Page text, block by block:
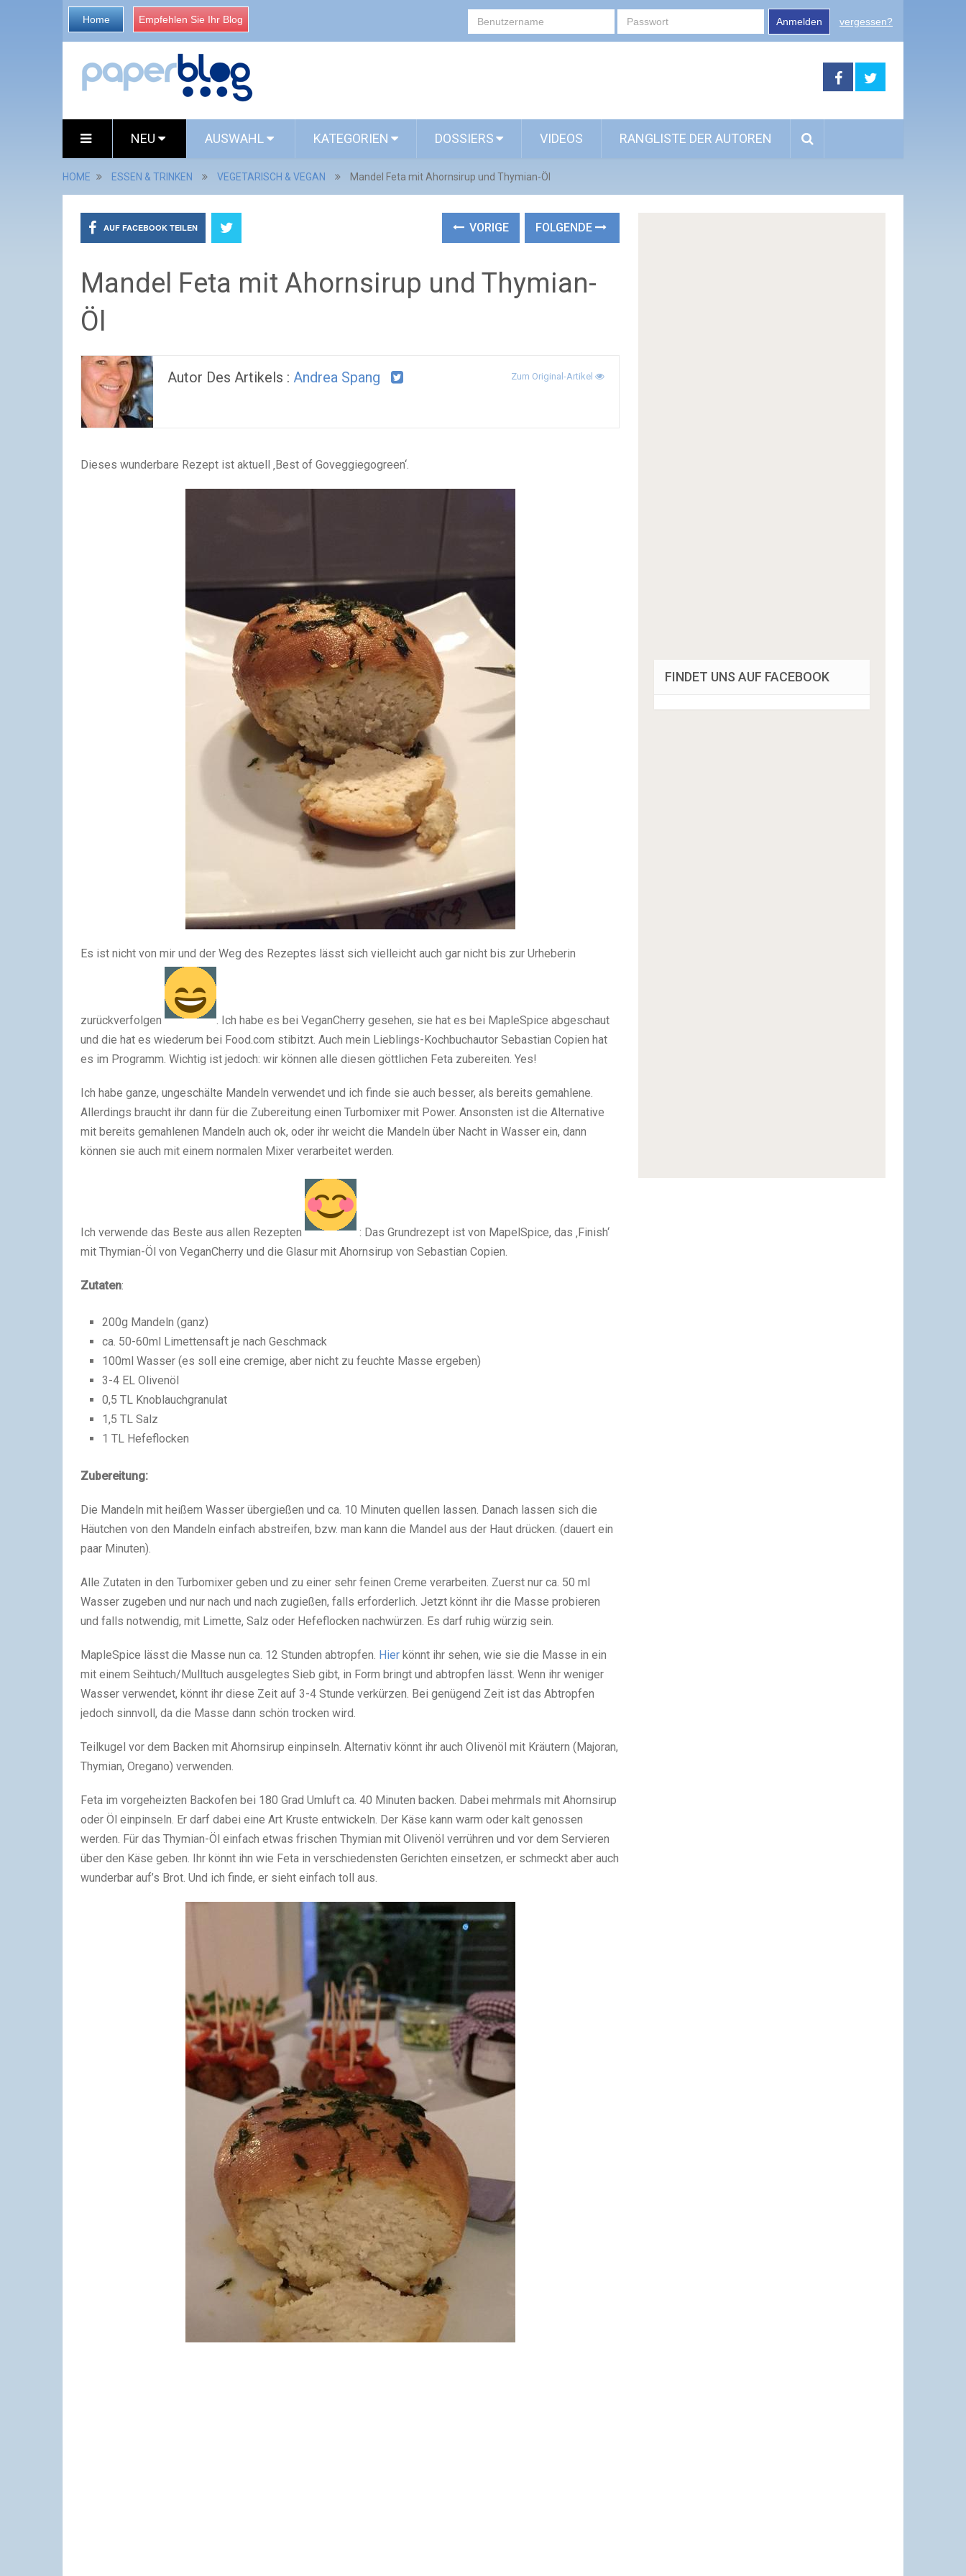
Home Empfehlen Sie Ihr Blog Anmelden vergessen?
NEU AUSWAHL KATEGORIEN DOSSIERS VIDEOS RANGLISTE DER AUTOREN
HOME ESSEN & TRINKEN VEGETARISCH & VEGAN Mandel Feta mit Ahornsirup und Thymian-Öl
AUF FACEBOOK TEILEN VORIGE FOLGENDE
Mandel Feta mit Ahornsirup und Thymian-
Öl
Autor Des Artikels : Andrea Spang Zum Original-Artikel
Dieses wunderbare Rezept ist aktuell ‚Best of Goveggiegogreen‘.
Es ist nicht von mir und der Weg des Rezeptes lässt sich vielleicht auch gar nicht bis zur Urheberin
zurückverfolgen
. Ich habe es bei VeganCherry gesehen, sie hat es bei MapleSpice abgeschaut
und die hat es wiederum bei Food.com stibitzt. Auch mein Lieblings-Kochbuchautor Sebastian Copien hat
es im Programm. Wichtig ist jedoch: wir können alle diesen göttlichen Feta zubereiten. Yes!
Ich habe ganze, ungeschälte Mandeln verwendet und ich finde sie auch besser, als bereits gemahlene.
Allerdings braucht ihr dann für die Zubereitung einen Turbomixer mit Power. Ansonsten ist die Alternative
mit bereits gemahlenen Mandeln auch ok, oder ihr weicht die Mandeln über Nacht in Wasser ein, dann
können sie auch mit einem normalen Mixer verarbeitet werden.
Ich verwende das Beste aus allen Rezepten
: Das Grundrezept ist von MapelSpice, das ‚Finish‘
mit Thymian-Öl von VeganCherry und die Glasur mit Ahornsirup von Sebastian Copien.
Zutaten:
200g Mandeln (ganz)
ca. 50-60ml Limettensaft je nach Geschmack
100ml Wasser (es soll eine cremige, aber nicht zu feuchte Masse ergeben)
3-4 EL Olivenöl
0,5 TL Knoblauchgranulat
1,5 TL Salz
1 TL Hefeflocken
Zubereitung:
Die Mandeln mit heißem Wasser übergießen und ca. 10 Minuten quellen lassen. Danach lassen sich die
Häutchen von den Mandeln einfach abstreifen, bzw. man kann die Mandel aus der Haut drücken. (dauert ein
paar Minuten).
Alle Zutaten in den Turbomixer geben und zu einer sehr feinen Creme verarbeiten. Zuerst nur ca. 50 ml
Wasser zugeben und nur nach und nach zugießen, falls erforderlich. Jetzt könnt ihr die Masse probieren
und falls notwendig, mit Limette, Salz oder Hefeflocken nachwürzen. Es darf ruhig würzig sein.
MapleSpice lässt die Masse nun ca. 12 Stunden abtropfen. Hier könnt ihr sehen, wie sie die Masse in ein
mit einem Seihtuch/Mulltuch ausgelegtes Sieb gibt, in Form bringt und abtropfen lässt. Wenn ihr weniger
Wasser verwendet, könnt ihr diese Zeit auf 3-4 Stunde verkürzen. Bei genügend Zeit ist das Abtropfen
jedoch sinnvoll, da die Masse dann schön trocken wird.
Teilkugel vor dem Backen mit Ahornsirup einpinseln. Alternativ könnt ihr auch Olivenöl mit Kräutern (Majoran,
Thymian, Oregano) verwenden.
Feta im vorgeheizten Backofen bei 180 Grad Umluft ca. 40 Minuten backen. Dabei mehrmals mit Ahornsirup
oder Öl einpinseln. Er darf dabei eine Art Kruste entwickeln. Der Käse kann warm oder kalt genossen
werden. Für das Thymian-Öl einfach etwas frischen Thymian mit Olivenöl verrühren und vor dem Servieren
über den Käse geben. Ihr könnt ihn wie Feta in verschiedensten Gerichten einsetzen, er schmeckt aber auch
wunderbar auf’s Brot. Und ich finde, er sieht einfach toll aus.
FINDET UNS AUF FACEBOOK